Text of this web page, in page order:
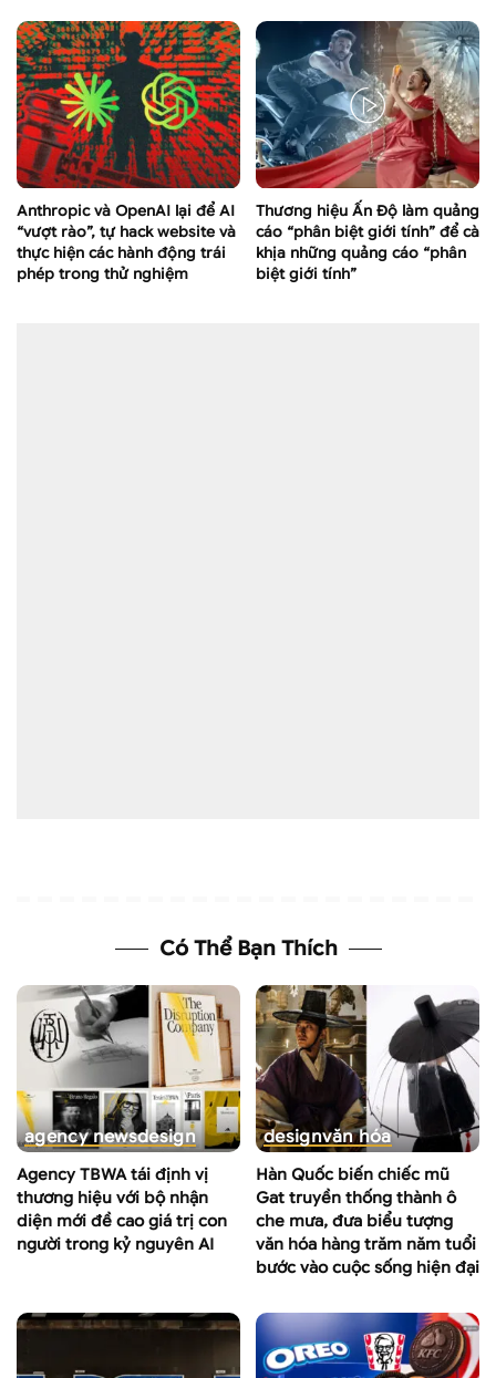
Anthropic và OpenAI lại để AI
“vượt rào”, tự hack website và
thực hiện các hành động trái
phép trong thử nghiệm
Thương hiệu Ấn Độ làm quảng
cáo “phân biệt giới tính” để cà
khịa những quảng cáo “phân
biệt giới tính”
Có Thể Bạn Thích
agency newsdesign
Agency TBWA tái định vị
thương hiệu với bộ nhận
diện mới đề cao giá trị con
người trong kỷ nguyên AI
designvăn hóa
Hàn Quốc biến chiếc mũ
Gat truyền thống thành ô
che mưa, đưa biểu tượng
văn hóa hàng trăm năm tuổi
bước vào cuộc sống hiện đại